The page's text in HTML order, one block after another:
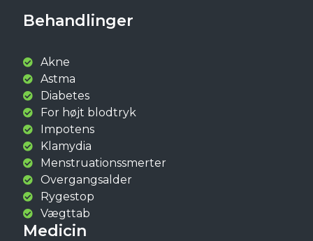
Behandlinger
Akne
Astma
Diabetes
For højt blodtryk
Impotens
Klamydia
Menstruationssmerter
Overgangsalder
Rygestop
Vægttab
Medicin